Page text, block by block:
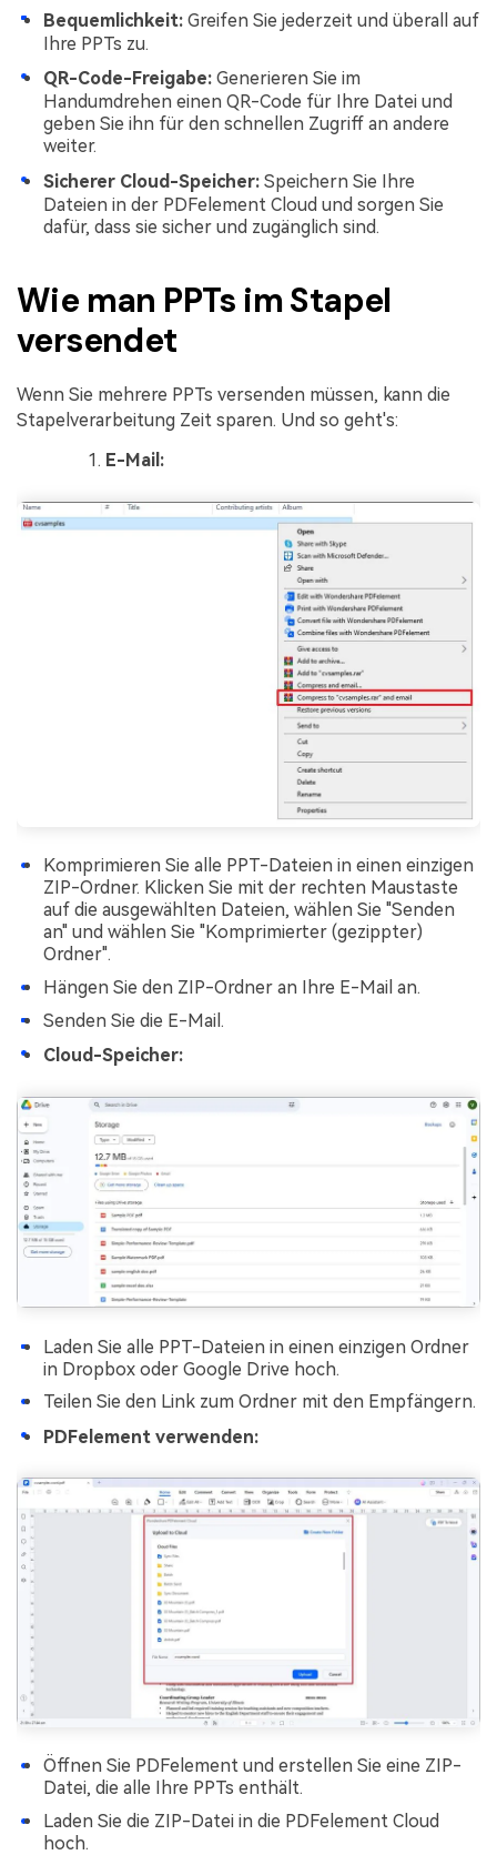
Bequemlichkeit: Greifen Sie jederzeit und überall auf
Ihre PPTs zu.
QR-Code-Freigabe: Generieren Sie im
Handumdrehen einen QR-Code für Ihre Datei und
geben Sie ihn für den schnellen Zugriff an andere
weiter.
Sicherer Cloud-Speicher: Speichern Sie Ihre
Dateien in der PDFelement Cloud und sorgen Sie
dafür, dass sie sicher und zugänglich sind.
Wie man PPTs im Stapel
versendet
Wenn Sie mehrere PPTs versenden müssen, kann die
Stapelverarbeitung Zeit sparen. Und so geht's:
E-Mail:
Komprimieren Sie alle PPT-Dateien in einen einzigen
ZIP-Ordner. Klicken Sie mit der rechten Maustaste
auf die ausgewählten Dateien, wählen Sie "Senden
an" und wählen Sie "Komprimierter (gezippter)
Ordner".
Hängen Sie den ZIP-Ordner an Ihre E-Mail an.
Senden Sie die E-Mail.
Cloud-Speicher:
Laden Sie alle PPT-Dateien in einen einzigen Ordner
in Dropbox oder Google Drive hoch.
Teilen Sie den Link zum Ordner mit den Empfängern.
PDFelement verwenden:
Öffnen Sie PDFelement und erstellen Sie eine ZIP-
Datei, die alle Ihre PPTs enthält.
Laden Sie die ZIP-Datei in die PDFelement Cloud
hoch.